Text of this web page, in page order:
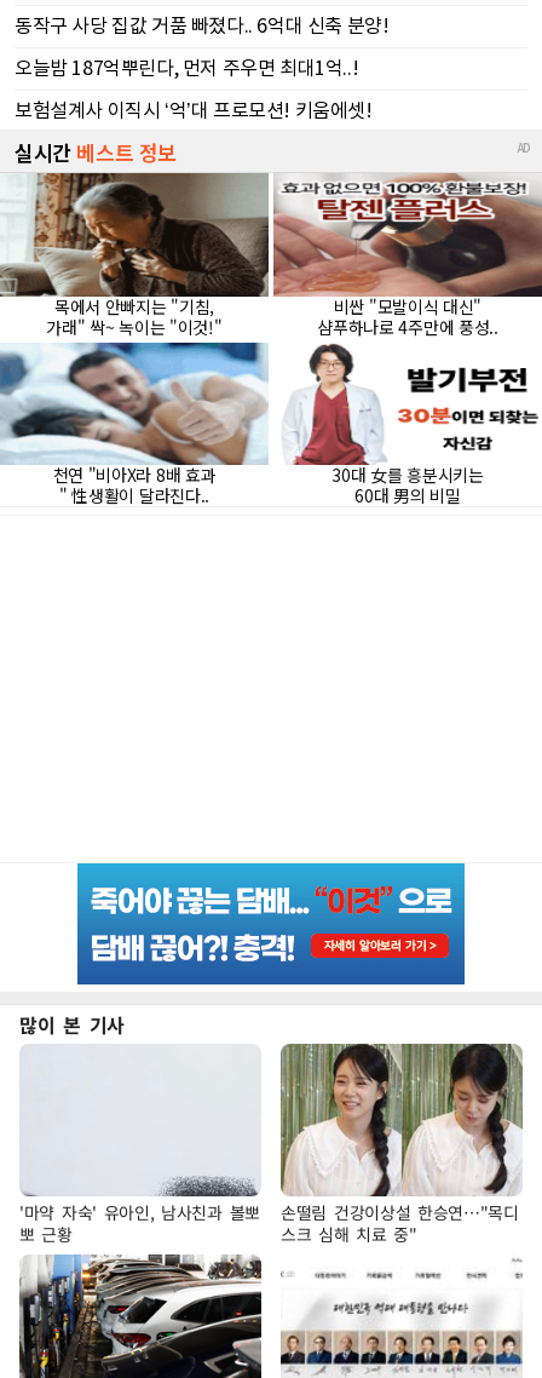
많이 본 기사
'마약 자숙' 유아인, 남사친과 볼뽀
뽀 근황
손떨림 건강이상설 한승연…"목디
스크 심해 치료 중"